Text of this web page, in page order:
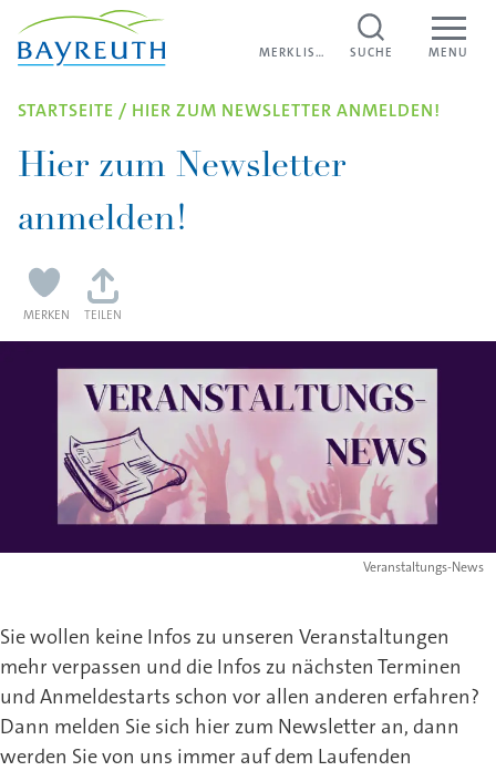
Direkt zum Inhalt
MENU
SUCHE
MERKLISTE
WEITERE VERANSTALTUNGEN
STARTSEITE / HIER ZUM NEWSLETTER ANMELDEN!
Hier zum Newsletter
anmelden!
MERKEN TEILEN
Veranstaltungs-News
Sie wollen keine Infos zu unseren Veranstaltungen
mehr verpassen und die Infos zu nächsten Terminen
und Anmeldestarts schon vor allen anderen erfahren?
Dann melden Sie sich hier zum Newsletter an, dann
werden Sie von uns immer auf dem Laufenden